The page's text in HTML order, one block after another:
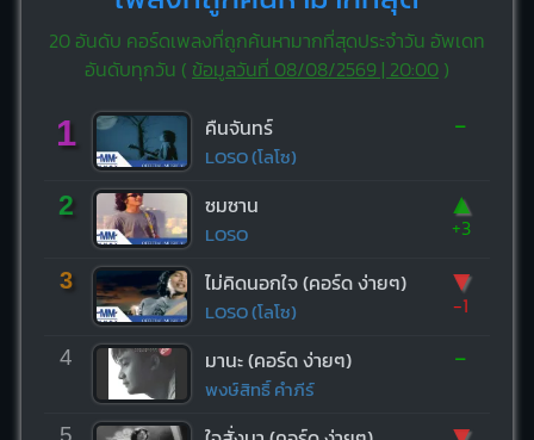
20 อันดับ คอร์ดเพลงที่ถูกค้นหามากที่สุดประจำวัน อัพเดท
อันดับทุกวัน ( ข้อมูลวันที่ 08/08/2569 | 20:00)
1 คืนจันทร์
LOSO (โลโซ)
-
2 ซมซาน
LOSO
▲
+3
3 ไม่คิดนอกใจ (คอร์ด ง่ายๆ)
LOSO (โลโซ)
▼
-1
4 มานะ (คอร์ด ง่ายๆ)
พงษ์สิทธิ์ คำภีร์
-
5